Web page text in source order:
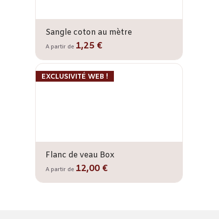
Sangle coton au mètre
A partir de 1,25 €
Flanc de veau Box
EXCLUSIVITÉ WEB !
A partir de 12,00 €